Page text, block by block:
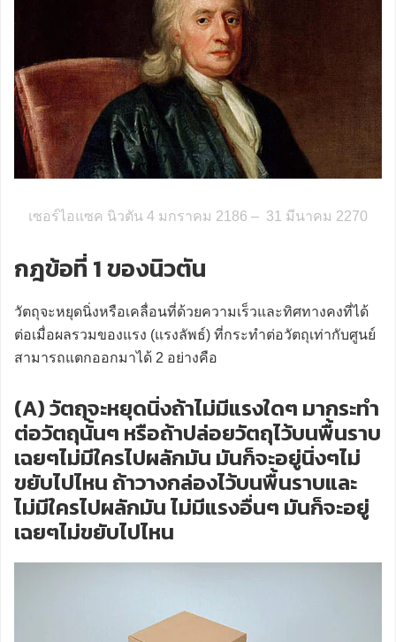
เซอร์ไอแซค นิวตัน 4 มกราคม 2186 – 31 มีนาคม 2270
กฎข้อที่ 1 ของนิวตัน
วัตถุจะหยุดนิ่งหรือเคลื่อนที่ด้วยความเร็วและทิศทางคงที่ได้
ต่อเมื่อผลรวมของแรง (แรงลัพธ์) ที่กระทำต่อวัตถุเท่ากับศูนย์
สามารถแตกออกมาได้ 2 อย่างคือ
(A) วัตถุจะหยุดนิ่งถ้าไม่มีแรงใดๆ มากระทำ
ต่อวัตถุนั้นๆ หรือถ้าปล่อยวัตถุไว้บนพื้นราบ
เฉยๆไม่มีใครไปผลักมัน มันก็จะอยู่นิ่งๆไม่
ขยับไปไหน ถ้าวางกล่องไว้บนพื้นราบและ
ไม่มีใครไปผลักมัน ไม่มีแรงอื่นๆ มันก็จะอยู่
เฉยๆไม่ขยับไปไหน